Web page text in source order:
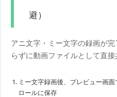
避）
アニ文字・ミー文字の録画が
らずに動画ファイルとして直接
ミー文字録画後、プレビュー画
ロールに保存